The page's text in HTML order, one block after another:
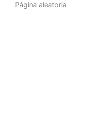
Página aleatoria